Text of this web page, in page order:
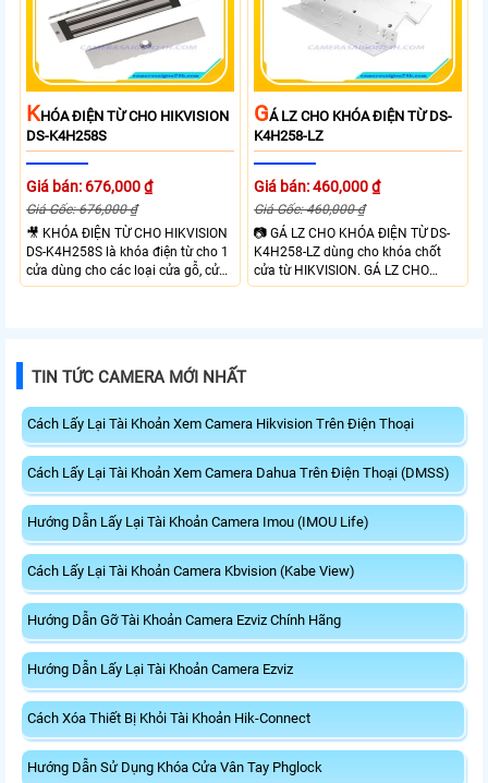
kiểm soát ra vào hiệu quả.
KHÓA ĐIỆN TỪ CHO HIKVISION
DS-K4H258S
Giá bán: 676,000 ₫
Giá Gốc: 676,000 ₫
🎥 KHÓA ĐIỆN TỪ CHO HIKVISION
DS-K4H258S là khóa điện từ cho 1
cửa dùng cho các loại cửa gỗ, cửa
kính, cửa kim loại, cửa chống cháy
không hề tác động đến cửa và
thẩm mĩ và công dụng sau khi lắp
GÁ LZ CHO KHÓA ĐIỆN TỪ DS-
K4H258-LZ
Giá bán: 460,000 ₫
Giá Gốc: 460,000 ₫
📷 GÁ LZ CHO KHÓA ĐIỆN TỪ DS-
K4H258-LZ dùng cho khóa chốt
cửa từ HIKVISION. GÁ LZ CHO
KHÓA ĐIỆN TỪ DS-K4H258-LZ
TIN TỨC CAMERA MỚI NHẤT
Cách Lấy Lại Tài Khoản Xem Camera Hikvision Trên Điện Thoại
Cách Lấy Lại Tài Khoản Xem Camera Dahua Trên Điện Thoại (DMSS)
Hướng Dẫn Lấy Lại Tài Khoản Camera Imou (IMOU Life)
Cách Lấy Lại Tài Khoản Camera Kbvision (Kabe View)
Hướng Dẫn Gỡ Tài Khoản Camera Ezviz Chính Hãng
Hướng Dẫn Lấy Lại Tài Khoản Camera Ezviz
Cách Xóa Thiết Bị Khỏi Tài Khoản Hik-Connect
Hướng Dẫn Sử Dụng Khóa Cửa Vân Tay Phglock